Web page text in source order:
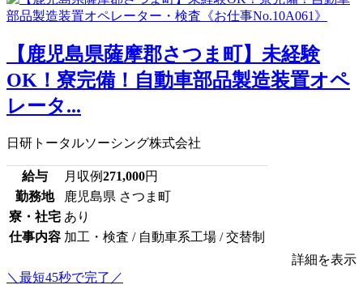
【鹿児島県薩摩郡さつま町】未経験
OK！寮完備！自動車部品製造装置オペ
レータ...
日研トータルソーシング株式会社
給与 月収例271,000円
勤務地
鹿児島県 さつま町
寮・社宅 あり
仕事内容 加工・検査 / 自動車系工場 / 交替制
詳細を表示
＼最短45秒で完了／